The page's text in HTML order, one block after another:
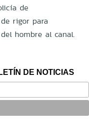
de
rigor para
hombre al canal.
DE NOTICIAS